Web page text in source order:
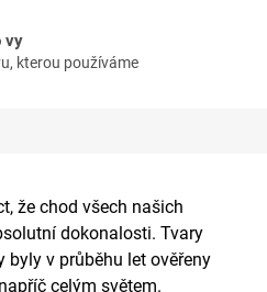
vy
kterou používáme
že chod všech našich
dokonalosti. Tvary
byly v průběhu let ověřeny
celým světem.